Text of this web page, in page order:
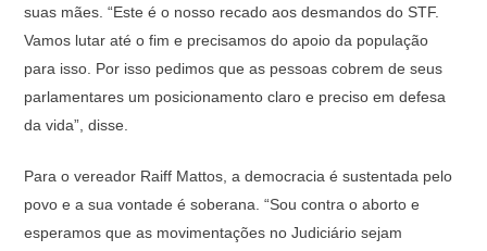
suas mães. “Este é o nosso recado aos desmandos do STF.
Vamos lutar até o fim e precisamos do apoio da população
para isso. Por isso pedimos que as pessoas cobrem de seus
parlamentares um posicionamento claro e preciso em defesa
da vida”, disse.
Para o vereador Raiff Mattos, a democracia é sustentada pelo
povo e a sua vontade é soberana. “Sou contra o aborto e
esperamos que as movimentações no Judiciário sejam